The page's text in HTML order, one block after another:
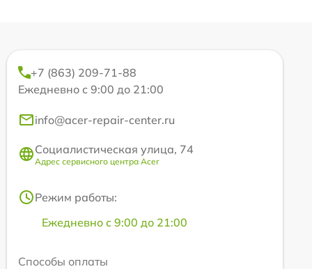
+7 (863) 209-71-88
Ежедневно с 9:00 до 21:00
info@acer-repair-center.ru
Социалистическая улица, 74
Адрес сервисного центра Acer
Режим работы:
Ежедневно с 9:00 до 21:00
Способы оплаты